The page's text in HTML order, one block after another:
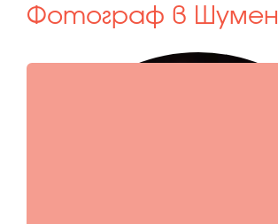
Фотограф в Шумен